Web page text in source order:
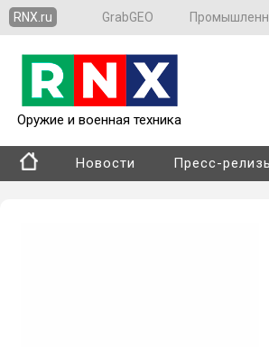
RNX.ru GrabGEO
Оружие и военная техника
Новости Пресс-